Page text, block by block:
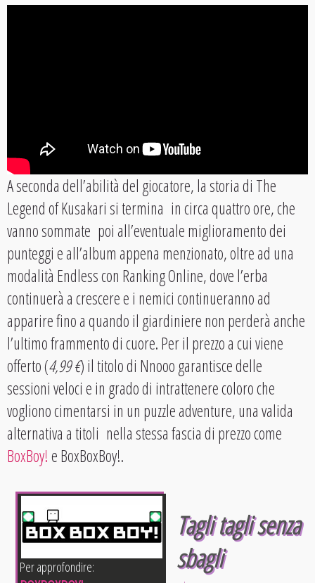
A seconda dell’abilità del giocatore, la storia di The
Legend of Kusakari si termina in circa quattro ore, che
vanno sommate poi all’eventuale miglioramento dei
punteggi e all’album appena menzionato, oltre ad una
modalità Endless con Ranking Online, dove l’erba
continuerà a crescere e i nemici continueranno ad
apparire fino a quando il giardiniere non perderà anche
l’ultimo frammento di cuore. Per il prezzo a cui viene
offerto (4,99 €) il titolo di Nnooo garantisce delle
sessioni veloci e in grado di intrattenere coloro che
vogliono cimentarsi in un puzzle adventure, una valida
alternativa a titoli nella stessa fascia di prezzo come
BoxBoy!e BoxBoxBoy!.
Per approfondire:
Tagli tagli senza
sbagli